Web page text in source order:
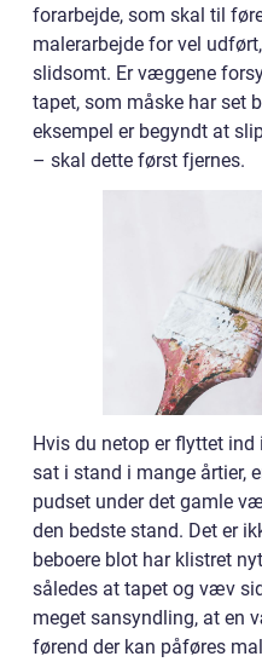
forarbejde, som skal til
malerarbejde for vel
slidsomt. Er væggene
tapet, som måske har set
eksempel er begyndt at
– skal dette først fjernes.
Hvis du netop er flyttet ind
sat i stand i mange årtier,
pudset under det gamle
den bedste stand. Det er
beboere blot har klistret
således at tapet og væv
meget sansyndling, at en
førend der kan påføres